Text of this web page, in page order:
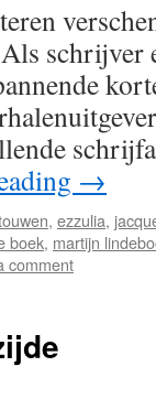
schrijver
→
, ezzulia,
boek, martijn
comment